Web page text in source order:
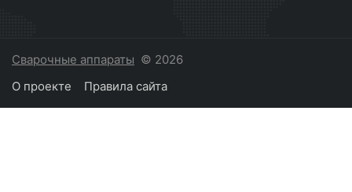
Сварочные аппараты © 2026
О проекте
Правила сайта